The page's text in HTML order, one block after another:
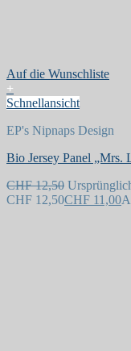
Auf die Wunschliste
+
Schnellansicht
EP's Nipnaps Design
Bio Jersey Panel „Mrs.
CHF12,50
CHF 12,50CHF 11,00